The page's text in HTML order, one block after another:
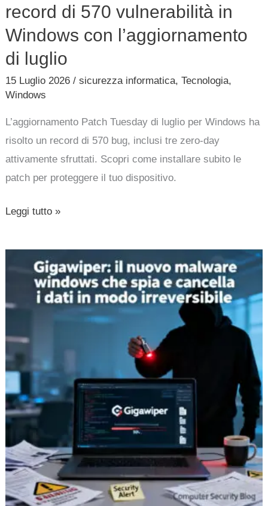
record di 570 vulnerabilità in
Windows con l’aggiornamento
di luglio
15 Luglio 2026/sicurezza informatica,Tecnologia,
Windows
L’aggiornamento Patch Tuesday di luglio per Windows ha
risolto un record di 570 bug, inclusi tre zero-day
attivamente sfruttati. Scopri come installare subito le
patch per proteggere il tuo dispositivo.
Leggi tutto »
Gigawiper:
che
spia
e
cancella
i
dati
in
modo
irreversibile